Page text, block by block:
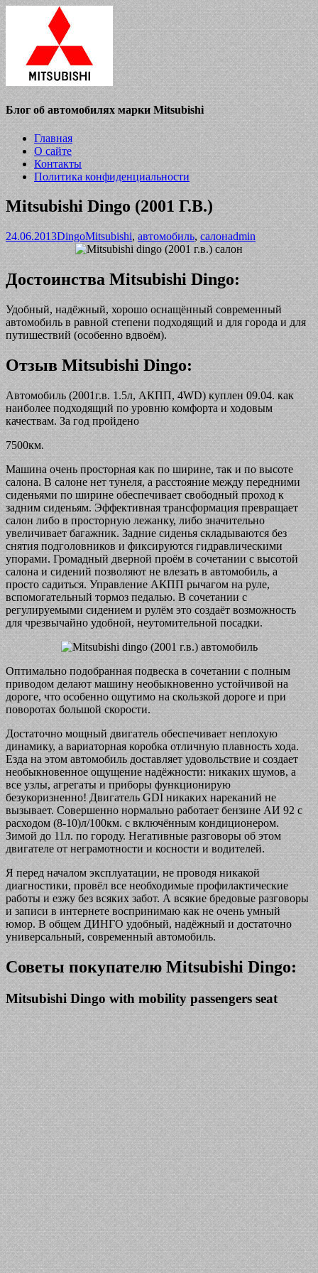
Блог об автомобилях марки Mitsubishi
Главная
О сайте
Контакты
Политика конфиденциальности
Mitsubishi Dingo (2001 Г.В.)
24.06.2013DingoMitsubishi,автомобиль,салонadmin
Достоинства Mitsubishi Dingo:
Удобный, надёжный, хорошо оснащённый современный
автомобиль в равной степени подходящий и для города и для
путишествий (особенно вдвоём).
Отзыв Mitsubishi Dingo:
Автомобиль (2001г.в. 1.5л, АКПП, 4WD) куплен 09.04. как
наиболее подходящий по уровню комфорта и ходовым
качествам. За год пройдено
7500км.
Машина очень просторная как по ширине, так и по высоте
салона. В салоне нет тунеля, а расстояние между передними
сиденьями по ширине обеспечивает свободный проход к
задним сиденьям. Эффективная трансформация превращает
салон либо в просторную лежанку, либо значительно
увеличивает багажник. Задние сиденья складываются без
снятия подголовников и фиксируются гидравлическими
упорами. Громадный дверной проём в сочетании с высотой
салона и сидений позволяют не влезать в автомобиль, а
просто садиться. Управление АКПП рычагом на руле,
вспомогательный тормоз педалью. В сочетании с
регулируемыми сидением и рулём это создаёт возможность
для чрезвычайно удобной, неутомительной посадки.
Оптимально подобранная подвеска в сочетании с полным
приводом делают машину необыкновенно устойчивой на
дороге, что особенно ощутимо на скользкой дороге и при
поворотах большой скорости.
Достаточно мощный двигатель обеспечивает неплохую
динамику, а вариаторная коробка отличную плавность хода.
Езда на этом автомобиль доставляет удовольствие и создает
необыкновенное ощущение надёжности: никаких шумов, а
все узлы, агрегаты и приборы функционирую
безукоризненно! Двигатель GDI никаких нареканий не
вызывает. Совершенно нормально работает бензине АИ 92 с
расходом (8-10)л/100км. с включённым кондиционером.
Зимой до 11л. по городу. Негативные разговоры об этом
двигателе от неграмотности и косности и водителей.
Я перед началом эксплуатации, не проводя никакой
диагностики, провёл все необходимые профилактические
работы и езжу без всяких забот. А всякие бредовые разговоры
и записи в интернете воспринимаю как не очень умный
юмор. В общем ДИНГО удобный, надёжный и достаточно
универсальный, современный автомобиль.
Советы покупателю Mitsubishi Dingo:
Mitsubishi Dingo with mobility passengers seat